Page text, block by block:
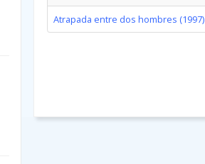
Atrapada entre dos hombres (1997)